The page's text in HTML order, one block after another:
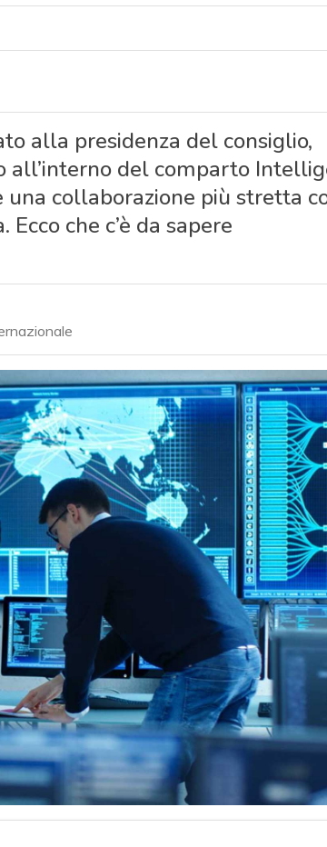
alla presidenza del consiglio,
del comparto
una collaborazione più stretta
che c’è da sapere
A
ACN A Agenzia per la